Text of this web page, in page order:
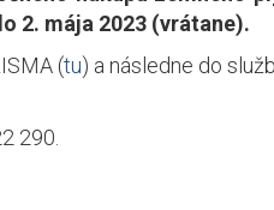
2. mája 2023 (vrátane).
(tu) a následne do
290.